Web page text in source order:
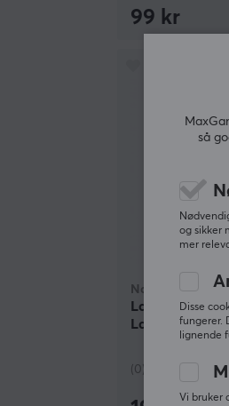
99 kr
Natec
Laptop Bag
Laptop Veske
(0)
så
og sikker
mer
Disse
fungerer.
lignende
Vi bruker